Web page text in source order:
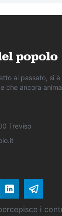
al passato, si
che ancora
Treviso
i